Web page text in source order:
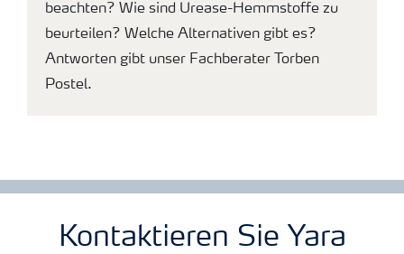
beachten? Wie sind Urease-Hemmstoffe zu
beurteilen? Welche Alternativen gibt es?
Antworten gibt unser Fachberater Torben
Postel.
Kontaktieren Sie Yara